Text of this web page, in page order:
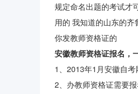
规定命名出题的考试才
用的 我知道的山东的
你发教师资格证的
安徽教师资格证报名，
1、2013年1月安徽自考
2、办教师资格证需要